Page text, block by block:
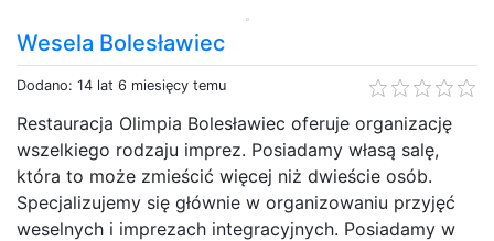
Wesela Bolesławiec
Dodano: 14 lat 6 miesięcy temu
Restauracja Olimpia Bolesławiec oferuje organizację
wszelkiego rodzaju imprez. Posiadamy własą salę,
która to może zmieścić więcej niż dwieście osób.
Specjalizujemy się głównie w organizowaniu przyjęć
weselnych i imprezach integracyjnych. Posiadamy w